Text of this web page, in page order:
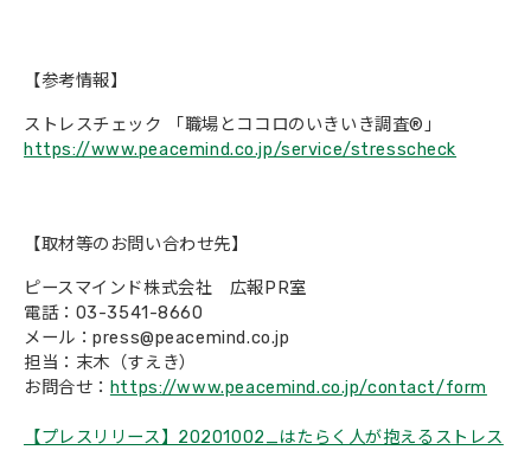
【参考情報】
ストレスチェック 「職場とココロのいきいき調査®」
https://www.peacemind.co.jp/service/stresscheck
【取材等のお問い合わせ先】
ピースマインド株式会社 広報PR室
電話：03-3541-8660
メール：press@peacemind.co.jp
担当：末木（すえき）
お問合せ： https://www.peacemind.co.jp/contact/form
【プレスリリース】20201002_はたらく人が抱えるストレス